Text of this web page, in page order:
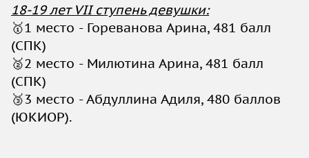
18-19 лет VII ступень девушки:
🥇1 место - Гореванова Арина, 481 балл
(СПК)
🥈2 место - Милютина Арина, 481 балл
(СПК)
🥉3 место - Абдуллина Адиля, 480 баллов
(ЮКИОР).